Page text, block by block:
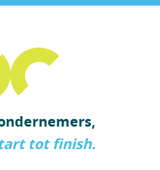
tot finish.